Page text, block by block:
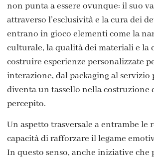
non punta a essere ovunque: il suo
attraverso l’esclusività e la cura dei
entrano in gioco elementi come la
culturale, la qualità dei materiali e la
costruire esperienze personalizzate
interazione, dal packaging al servizio
diventa un tassello nella costruzione
percepito.
Un aspetto trasversale a entrambe le
capacità di rafforzare il legame
In questo senso, anche iniziative che